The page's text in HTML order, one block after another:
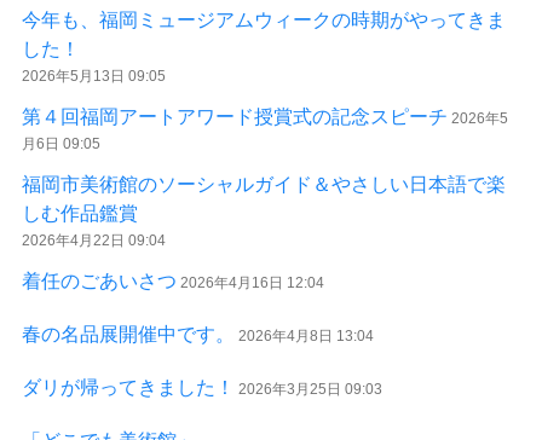
今年も、福岡ミュージアムウィークの時期がやってきま
した！
2026年5月13日 09:05
第４回福岡アートアワード授賞式の記念スピーチ 2026年5
月6日 09:05
福岡市美術館のソーシャルガイド＆やさしい日本語で楽
しむ作品鑑賞
2026年4月22日 09:04
着任のごあいさつ 2026年4月16日 12:04
春の名品展開催中です。 2026年4月8日 13:04
ダリが帰ってきました！ 2026年3月25日 09:03